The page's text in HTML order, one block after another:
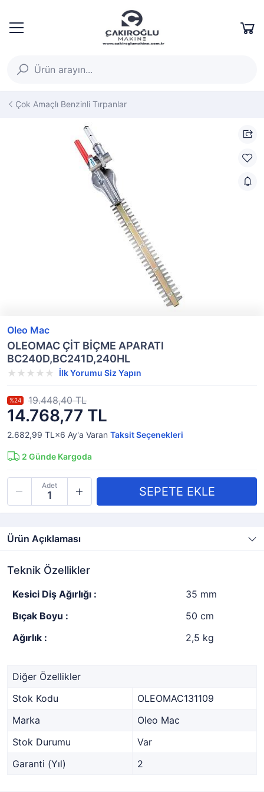
Çok Amaçlı Benzinli Tırpanlar
Oleo Mac
OLEOMAC ÇİT BİÇME APARATI
BC240D,BC241D,240HL
İlk Yorumu Siz Yapın
14.768,77 TL
%24 19.448,40 TL
2.682,99 TL×6 Ay'a Varan Taksit Seçenekleri
2 Günde Kargoda
Adet
Ürün Açıklaması
Teknik Özellikler
Kesici Diş Ağırlığı :
35 mm
Bıçak Boyu :
50 cm
Ağırlık :
2,5 kg
Diğer Özellikler
Stok Kodu
OLEOMAC131109
Marka
Oleo Mac
Stok Durumu
Var
Garanti (Yıl)
2